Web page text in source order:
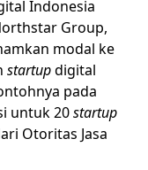
Indonesia
Group,
modal ke
startupdigital
pada
untuk 20startup
Otoritas Jasa